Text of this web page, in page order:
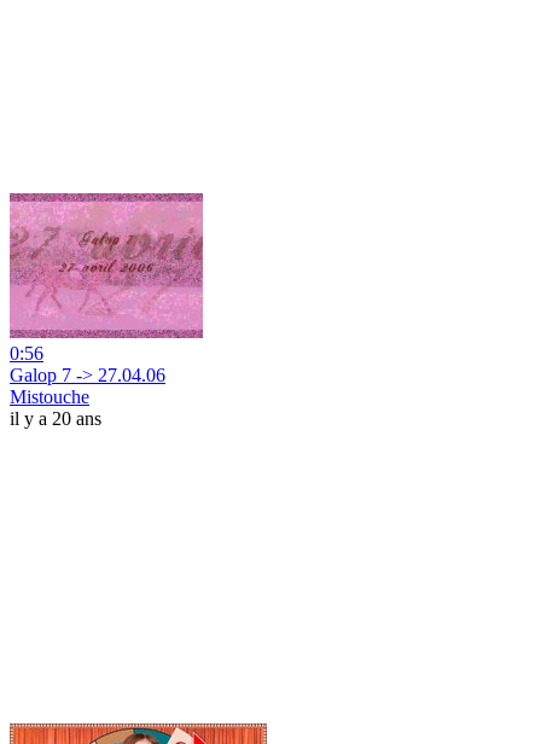
0:56
Galop 7 -> 27.04.06
Mistouche
il y a 20 ans